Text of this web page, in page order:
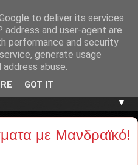
▼
με Μανδραϊκό!
to deliver its services
address and user-agent are
performance and security
generate usage
abuse.
GOT IT